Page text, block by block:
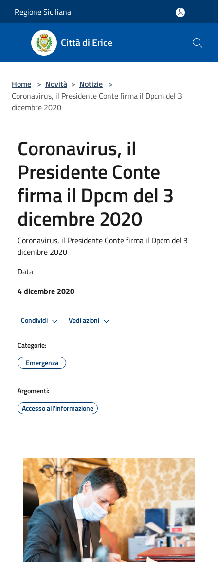
Regione Siciliana
Città di Erice
Home > Novità > Notizie >
Coronavirus, il Presidente Conte firma il Dpcm del 3
dicembre 2020
Coronavirus, il
Presidente Conte
firma il Dpcm del 3
dicembre 2020
Coronavirus, il Presidente Conte firma il Dpcm del 3
dicembre 2020
Data :
4 dicembre 2020
Condividi Vedi azioni
Categorie:
Emergenza
Argomenti:
Accesso all'informazione